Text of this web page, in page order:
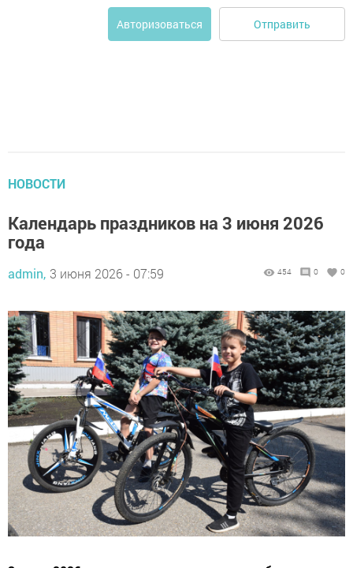
Авторизоваться Отправить
НОВОСТИ
Календарь праздников на 3 июня 2026
года
admin, 3 июня 2026 - 07:59 454 0 0